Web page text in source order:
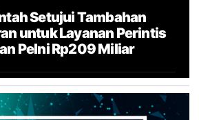
Setujui Tambahan
untuk Layanan Perintis
Pelni Rp209 Miliar